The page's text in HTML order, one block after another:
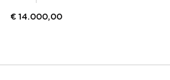
€ 14.000,00